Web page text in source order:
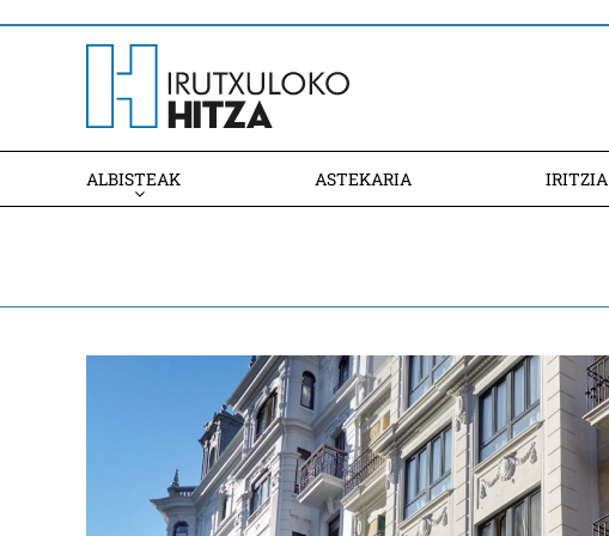
ALBISTEAK ASTEKARIA IRITZIA